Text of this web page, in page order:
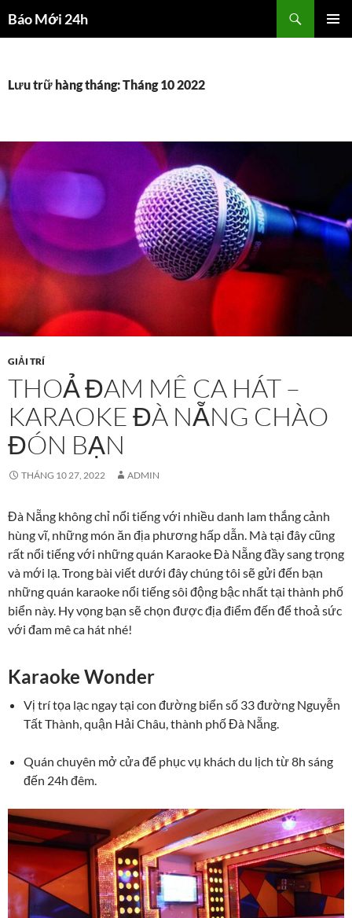
đếnBáo Mới 24h
kiếm
Lưu trữ hàng tháng: Tháng 10 2022
GIẢI TRÍ
THOẢ ĐAM MÊ CA HÁT –
KARAOKE ĐÀ NẴNG CHÀO
ĐÓN BẠN
THÁNG 10 27, 2022 ADMIN
Đà Nẵng không chỉ nổi tiếng với nhiều danh lam thắng cảnh
hùng vĩ, những món ăn địa phương hấp dẫn. Mà tại đây cũng
rất nổi tiếng với những quán Karaoke Đà Nẵng đầy sang trọng
và mới lạ. Trong bài viết dưới đây chúng tôi sẽ gửi đến bạn
những quán karaoke nổi tiếng sôi động bậc nhất tại thành phố
biển này. Hy vọng bạn sẽ chọn được địa điểm đến để thoả sức
với đam mê ca hát nhé!
Karaoke Wonder
Vị trí tọa lạc ngay tại con đường biển số 33 đường Nguyễn
Tất Thành, quận Hải Châu, thành phố Đà Nẵng.
Quán chuyên mở cửa để phục vụ khách du lịch từ 8h sáng
đến 24h đêm.